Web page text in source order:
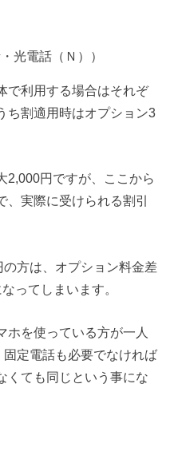
光電話（Ｎ））
で利用する場合はそれぞ
ち割適用時はオプション3
2,000円ですが、ここから
、実際に受けられる割引
の方は、オプション料金差
ってしまいます。
ホを使っている方が一人
定電話も必要でなければ
くても同じという事にな